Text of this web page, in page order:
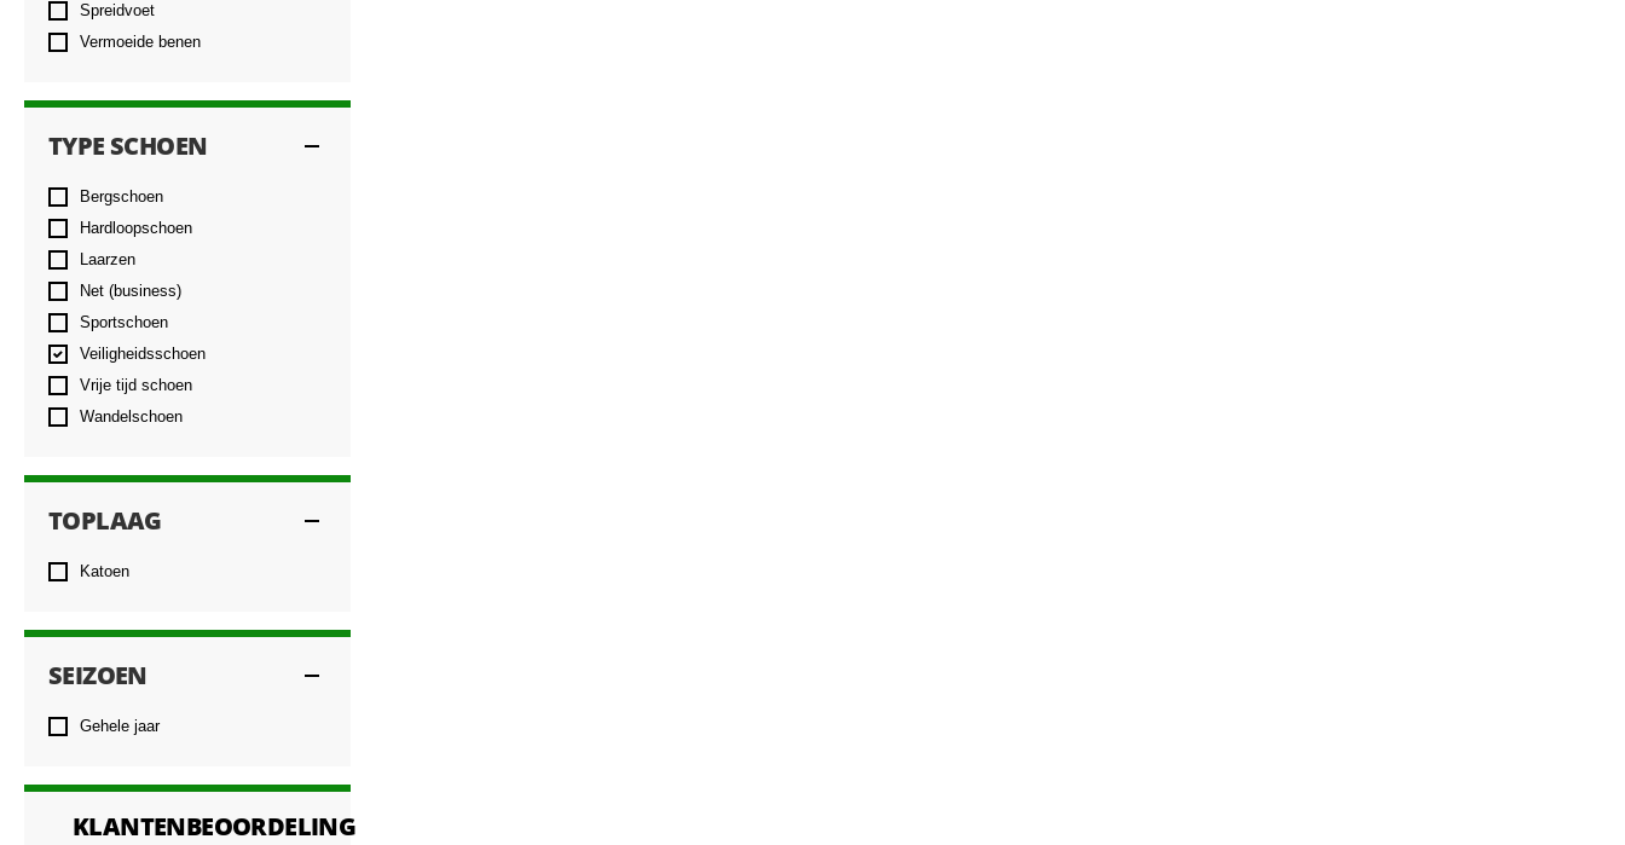
Spreidvoet
Vermoeide benen
TYPE SCHOEN
Bergschoen
Hardloopschoen
Laarzen
Net (business)
Sportschoen
Veiligheidsschoen
Vrije tijd schoen
Wandelschoen
TOPLAAG
Katoen
SEIZOEN
Gehele jaar
KLANTENBEOORDELING